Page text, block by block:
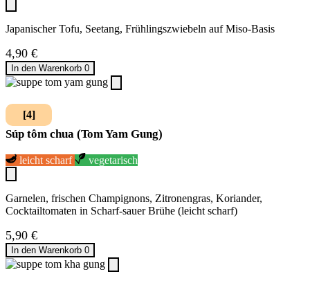
Japanischer Tofu, Seetang, Frühlingszwiebeln auf Miso-Basis
4,90 €
In den Warenkorb 0
[4]
Súp tôm chua (Tom Yam Gung)
leicht scharf vegetarisch
Garnelen, frischen Champignons, Zitronengras, Koriander,
Cocktailtomaten in Scharf-sauer Brühe (leicht scharf)
5,90 €
In den Warenkorb 0